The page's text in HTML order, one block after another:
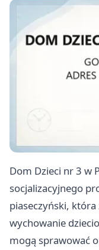
Dom Dzieci nr 3 w
socjalizacyjnego
piaseczyński, która
wychowanie
mogą sprawować